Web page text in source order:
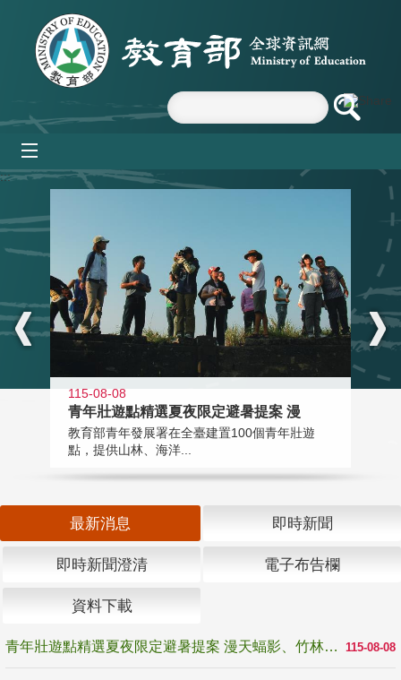
跳到主要內容區塊
:::
115-08-08
青年壯遊點精選夏夜限定避暑提案 漫
教育部青年發展署在全臺建置100個青年壯遊
點，提供山林、海洋...
最新消息 即時新聞
即時新聞澄清 電子布告欄
資料下載
115-08-08
青年壯遊點精選夏夜限定避暑提案 漫天蝠影、竹林尋蛙、茶香夜觀 邀青年暮色出發